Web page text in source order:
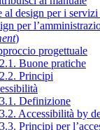
al design per i
per
)
progettuale
Buone pratiche
Principi
Definizione
Accessibilità by
Principi per